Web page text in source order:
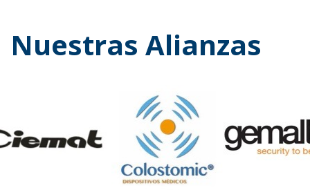
Nuestras Alianzas